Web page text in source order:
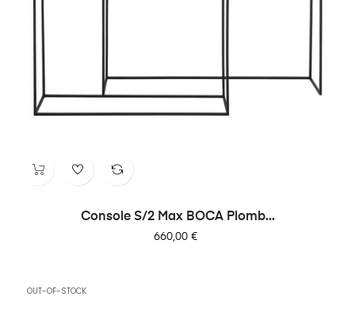
Console S/2 Max BOCA Plomb...
Prix
660,00 €
OUT-OF-STOCK